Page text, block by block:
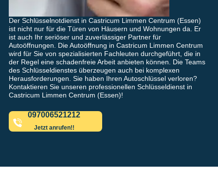
Der Schlüsselnotdienst in Castricum Limmen Centrum (Essen)
ist nicht nur für die Türen von Häusern und Wohnungen da. Er
ist auch Ihr seriöser und zuverlässiger Partner für
Autoöffnungen. Die Autoöffnung in Castricum Limmen Centrum
wird für Sie von spezialisierten Fachleuten durchgeführt, die in
der Regel eine schadenfreie Arbeit anbieten können. Die Teams
des Schlüsseldienstes überzeugen auch bei komplexen
Herausforderungen. Sie haben Ihren Autoschlüssel verloren?
Kontaktieren Sie unseren professionellen Schlüsseldienst in
Castricum Limmen Centrum (Essen)!
097006521212
Jetzt anrufen!!